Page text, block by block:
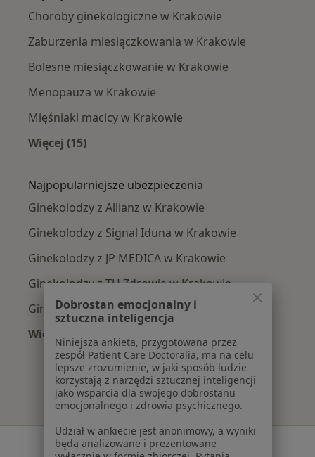
Choroby ginekologiczne w Krakowie
Zaburzenia miesiączkowania w Krakowie
Bolesne miesiączkowanie w Krakowie
Menopauza w Krakowie
Mięśniaki macicy w Krakowie
Więcej (15)
Najpopularniejsze ubezpieczenia
Ginekolodzy z Allianz w Krakowie
Ginekolodzy z Signal Iduna w Krakowie
Ginekolodzy z JP MEDICA w Krakowie
Ginekolodzy z TU Zdrowie w Krakowie
Ginekolodzy z Świat Zdrowia w Krakowie
Więcej (12)
Więcej w kategorii: Najpopularniejsze
Serwis
Dobrostan emocjonalny i
sztuczna inteligencja
Niniejsza ankieta, przygotowana przez
zespół Patient Care Doctoralia, ma na celu
lepsze zrozumienie, w jaki sposób ludzie
korzystają z narzędzi sztucznej inteligencji
jako wsparcia dla swojego dobrostanu
emocjonalnego i zdrowia psychicznego.
Udział w ankiecie jest anonimowy, a wyniki
będą analizowane i prezentowane